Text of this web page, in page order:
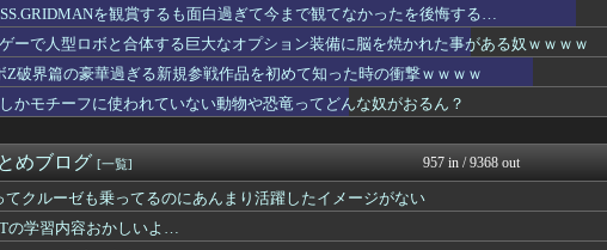
作中での行いも末路も似たような二人なのに...
最強ジャンプ放送局
怪獣について語ってみよう
ヒーローNEWS
に湿度が上がりそう…
プリキュアのまとめ
ないｗｗｗ
ぐら速 -声優まとめ速報-
方ｗｗｗｗｗｗｗｗｗｗｗ
ガンダムブログ（情報戦仕様...
ジタルモンスターCOLOR ULTRAM...
ヒーローNEWS
ニュー速VIPブログ(`･...
せば、BW号を全滅出来るという...
最強ジャンプ放送局
娠したおさやへの正直な気持ちを語るｗ...
あぁ^～こころがぴょんぴょ...
割がアイドルになれるんだろう
それからの出来事() アイ...
けたので共有します・・・
を観賞するも面白過ぎて今まで観てなかったを後悔する…
ーで人型ロボと合体する巨大なオプション装備に脳を焼かれた事がある奴ｗｗｗｗ
Z破界篇の豪華過ぎる新規参戦作品を初めて知った時の衝撃ｗｗｗｗ
かモチーフに使われていない動物や恐竜ってどんな奴がおるん？
めブログ [一覧] 957 in / 9368 out
てクルーゼも乗ってるのにあんまり活躍したイメージがない
の学習内容おかしいよ…